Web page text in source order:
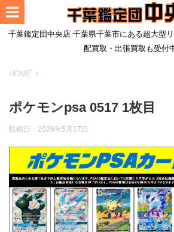
千葉鑑定団中央店 千葉県千葉市にある超大型
配買取・出張買取も受付
HOME >
ポケモンpsa 0517 1枚目
投稿日： 2026年5月17日